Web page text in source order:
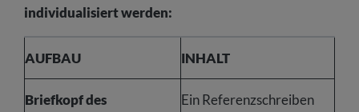
individualisiert werden:
AUFBAU INHALT
Briefkopf des
Ein Referenzschreiben